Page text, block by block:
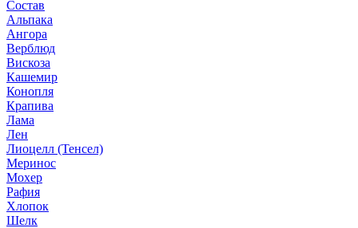
Состав
Альпака
Ангора
Верблюд
Вискоза
Кашемир
Конопля
Крапива
Лама
Лен
Лиоцелл (Тенсел)
Меринос
Мохер
Рафия
Хлопок
Шелк